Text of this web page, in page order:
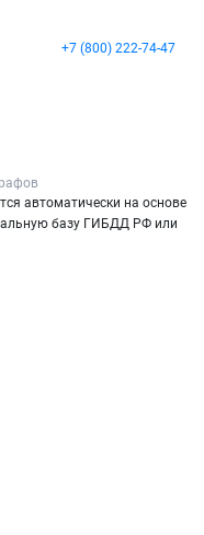
+7 (800) 222-74-47
автоматически на основе
базу ГИБДД РФ или